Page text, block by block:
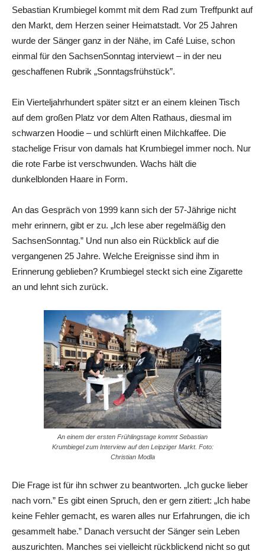
Sebastian Krumbiegel kommt mit dem Rad zum Treffpunkt auf
den Markt, dem Herzen seiner Heimatstadt. Vor 25 Jahren
wurde der Sänger ganz in der Nähe, im Café Luise, schon
einmal für den SachsenSonntag interviewt – in der neu
geschaffenen Rubrik „Sonntagsfrühstück”.
Ein Vierteljahrhundert später sitzt er an einem kleinen Tisch
auf dem großen Platz vor dem Alten Rathaus, diesmal im
schwarzen Hoodie – und schlürft einen Milchkaffee. Die
stachelige Frisur von damals hat Krumbiegel immer noch. Nur
die rote Farbe ist verschwunden. Wachs hält die
dunkelblonden Haare in Form.
An das Gespräch von 1999 kann sich der 57-Jährige nicht
mehr erinnern, gibt er zu. „Ich lese aber regelmäßig den
SachsenSonntag.” Und nun also ein Rückblick auf die
vergangenen 25 Jahre. Welche Ereignisse sind ihm in
Erinnerung geblieben? Krumbiegel steckt sich eine Zigarette
an und lehnt sich zurück.
An einem der ersten Frühlingstage kommt Sebastian
Krumbiegel zum Interview auf den Leipziger Markt. Foto:
Christian Modla
Die Frage ist für ihn schwer zu beantworten. „Ich gucke lieber
nach vorn.” Es gibt einen Spruch, den er gern zitiert: „Ich habe
keine Fehler gemacht, es waren alles nur Erfahrungen, die ich
gesammelt habe.” Danach versucht der Sänger sein Leben
auszurichten. Manches sei vielleicht rückblickend nicht so gut